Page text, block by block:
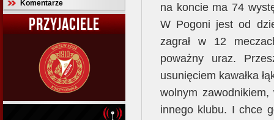
Komentarze
PRZYJACIELE
na koncie ma 74
W Pogoni jest od
zagrał w 12
poważny uraz.
usunięciem kawałka
wolnym
innego klubu. I chce